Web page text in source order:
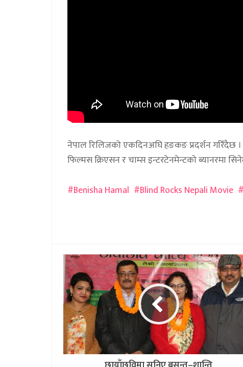
नेपाल रिलिजको एकदिनअघि हङकङ प्रदर्शन गरिँदैछ
फिल्मस क्रिएसन र चाम्स इन्टरटेनमेन्टको ब्यानरमा
Benisha Hamal
Blind Rocks Nepali Movie